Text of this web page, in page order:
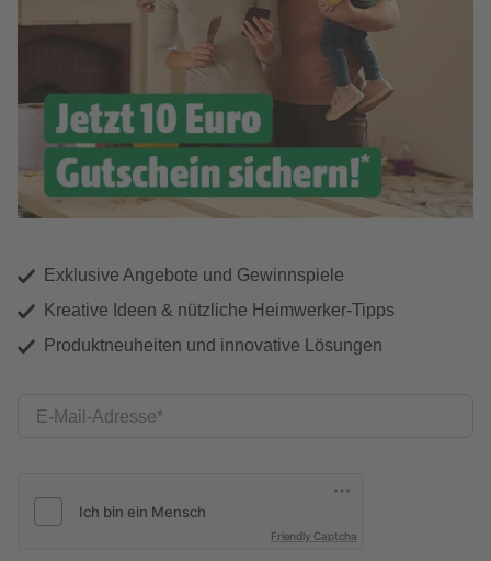
Exklusive Angebote und Gewinnspiele
Kreative Ideen & nützliche Heimwerker-Tipps
Produktneuheiten und innovative Lösungen
E-Mail-Adresse
Friendly Captcha